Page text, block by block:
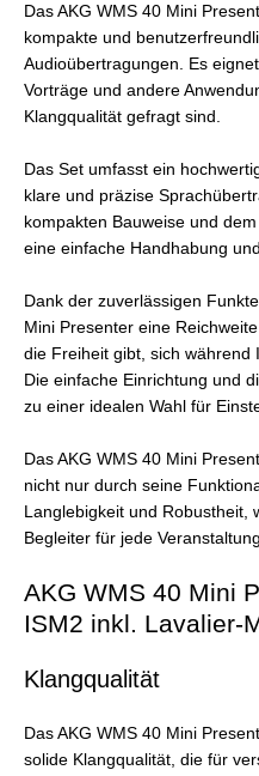
Das AKG WMS 40 Mini
kompakte und
Audioübertragungen. Es
Vorträge und andere
Klangqualität gefragt sind.
Das Set umfasst ein
klare und präzise
kompakten Bauweise und
eine einfache Handhabung
Dank der zuverlässigen
Mini Presenter eine
die Freiheit gibt, sich während
Die einfache Einrichtung und
zu einer idealen Wahl für
Das AKG WMS 40 Mini
nicht nur durch seine
Langlebigkeit und Robustheit,
Begleiter für jede
AKG WMS 40 Mini
ISM2 inkl. Lavalier-
Klangqualität
Das AKG WMS 40 Mini
solide Klangqualität, die für